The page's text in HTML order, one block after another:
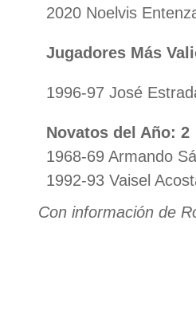
2020 Noelvis
Jugadores Más
1996-97 José
Novatos del Año: 2
1968-69 Armando
1992-93 Vaisel
Con información de